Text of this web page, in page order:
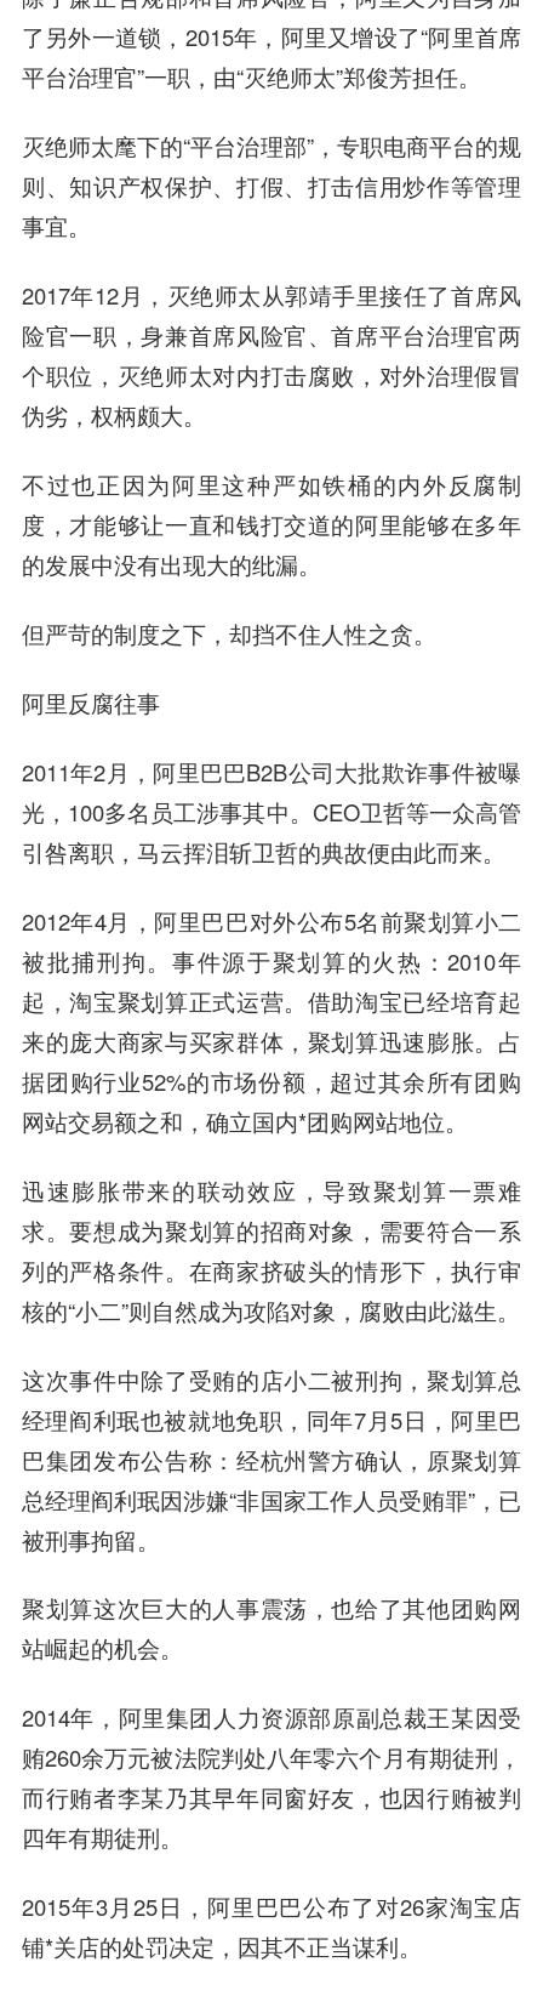
了另外一道锁，2015年，阿里又增设了“阿里首席
平台治理官”一职，由“灭绝师太”郑俊芳担任。
灭绝师太麾下的“平台治理部”，专职电商平台的规
则、知识产权保护、打假、打击信用炒作等管理
事宜。
2017年12月，灭绝师太从郭靖手里接任了首席风
险官一职，身兼首席风险官、首席平台治理官两
个职位，灭绝师太对内打击腐败，对外治理假冒
伪劣，权柄颇大。
不过也正因为阿里这种严如铁桶的内外反腐制
度，才能够让一直和钱打交道的阿里能够在多年
的发展中没有出现大的纰漏。
但严苛的制度之下，却挡不住人性之贪。
阿里反腐往事
2011年2月， 阿里巴巴B2B公司大批欺诈事件被曝
光，100多名员工涉事其中。CEO卫哲等一众高管
引咎离职，马云挥泪斩卫哲的典故便由此而来。
2012年4月， 阿里巴巴对外公布5名前聚划算小二
被批捕刑拘。事件源于聚划算的火热：2010年
起，淘宝聚划算正式运营。借助淘宝已经培育起
来的庞大商家与买家群体，聚划算迅速膨胀。占
据团购行业52%的市场份额，超过其余所有团购
网站交易额之和，确立国内*团购网站地位。
迅速膨胀带来的联动效应，导致聚划算一票难
求。要想成为聚划算的招商对象，需要符合一系
列的严格条件。在商家挤破头的情形下，执行审
核的“小二”则自然成为攻陷对象，腐败由此滋生。
这次事件中除了受贿的店小二被刑拘，聚划算总
经理阎利珉也被就地免职，同年7月5日， 阿里巴
巴集团发布公告称：经杭州警方确认，原聚划算
总经理阎利珉因涉嫌“非国家工作人员受贿罪”，已
被刑事拘留。
聚划算这次巨大的人事震荡，也给了其他团购网
站崛起的机会。
2014年，阿里集团人力资源部原副总裁王某因受
贿260余万元被法院判处八年零六个月有期徒刑，
而行贿者李某乃其早年同窗好友，也因行贿被判
四年有期徒刑。
2015年3月25日，阿里巴巴公布了对26家淘宝店
铺*关店的处罚决定，因其不正当谋利。